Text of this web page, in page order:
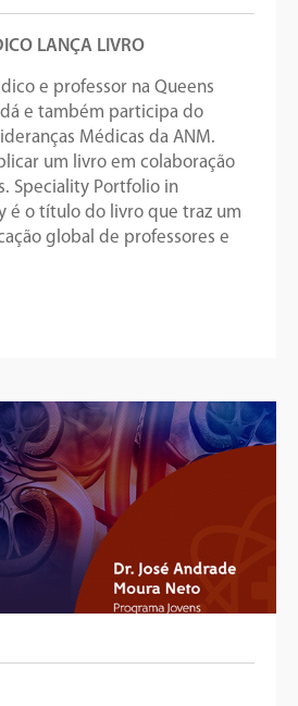
LANÇA LIVRO
e professor na Queens
e também participa do
Médicas da ANM.
um livro em colaboração
Speciality Portfolio in
é o título do livro que traz um
global de professores e